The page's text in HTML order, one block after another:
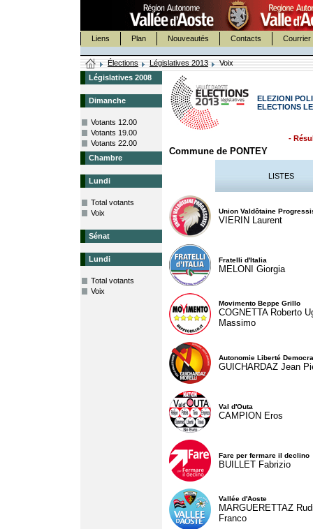
Liens Plan Nouveautés Contacts Courrier
Élections Législatives 2013
Voix
Législatives 2008
Dimanche
Votants 12.00
Votants 19.00
Votants 22.00
Chambre
Lundi
Total votants
Voix
Sénat
Lundi
Total votants
Voix
ELEZIONI
ELECTIONS
-
Commune de PONTEY
LISTES
Union Valdôtaine
VIERIN Laurent
Fratelli d'Italia
MELONI Giorgia
Movimento Beppe Grillo
COGNETTA Roberto
Massimo
Autonomie Liberté
GUICHARDAZ Jean
Val d'Outa
CAMPION Eros
Fare per fermare il declino
BUILLET Fabrizio
Vallée d'Aoste
MARGUERETTAZ
Franco